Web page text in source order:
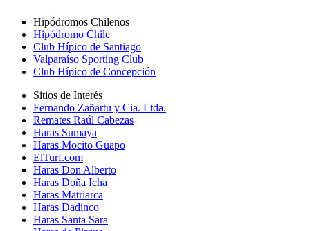
Hipódromos Chilenos
Hipódromo Chile
Club Hípico de Santiago
Valparaíso Sporting Club
Club Hípico de Concepción
Sitios de Interés
Fernando Zañartu y Cia. Ltda.
Remates Raúl Cabezas
Haras Sumaya
Haras Mocito Guapo
ElTurf.com
Haras Don Alberto
Haras Doña Icha
Haras Matriarca
Haras Dadinco
Haras Santa Sara